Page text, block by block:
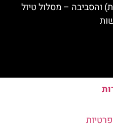
בורנה (3 לילות) והסביבה – מסלול טיול